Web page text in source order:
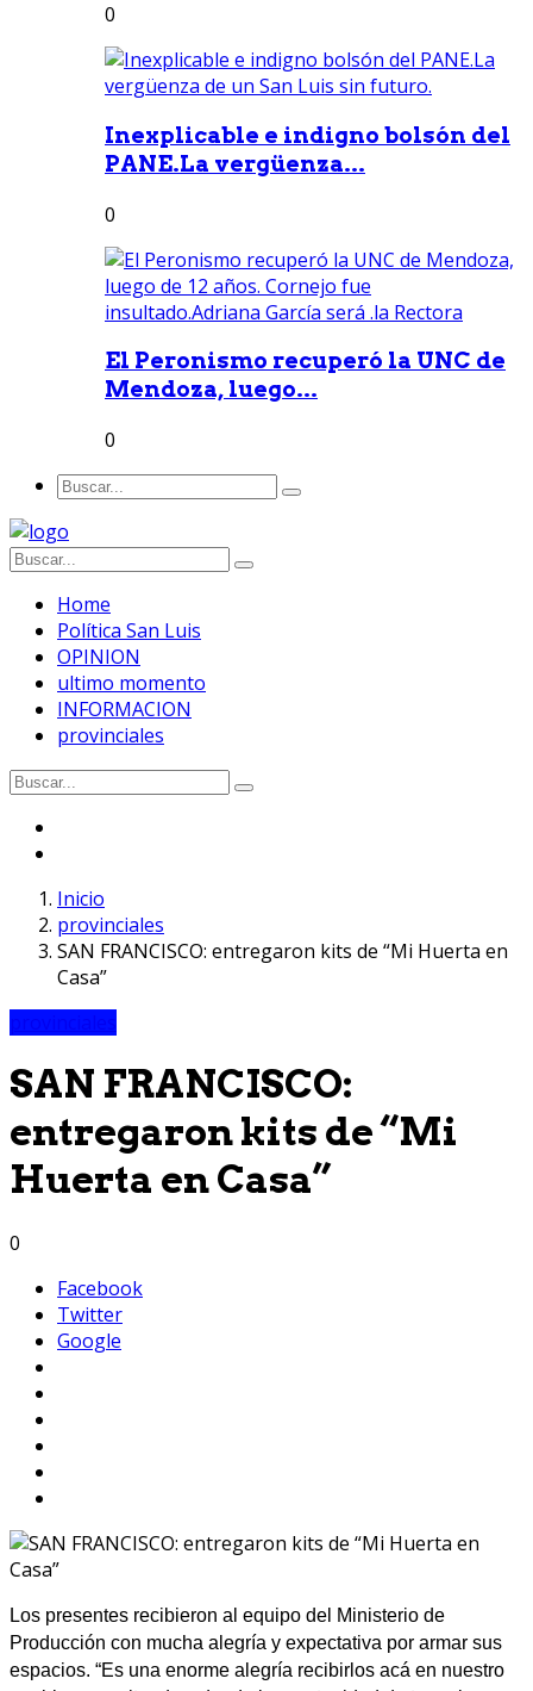
0
Inexplicable e indigno bolsón del
PANE.La vergüenza...
0
El Peronismo recuperó la UNC de
Mendoza, luego...
0
Home
Política San Luis
OPINION
ultimo momento
INFORMACION
provinciales
Inicio
provinciales
SAN FRANCISCO: entregaron kits de “Mi Huerta en
Casa”
SAN FRANCISCO:
entregaron kits de “Mi
Huerta en Casa”
0
Facebook
Twitter
Google
Los presentes recibieron al equipo del Ministerio de
Producción con mucha alegría y expectativa por armar sus
espacios. “Es una enorme alegría recibirlos acá en nuestro